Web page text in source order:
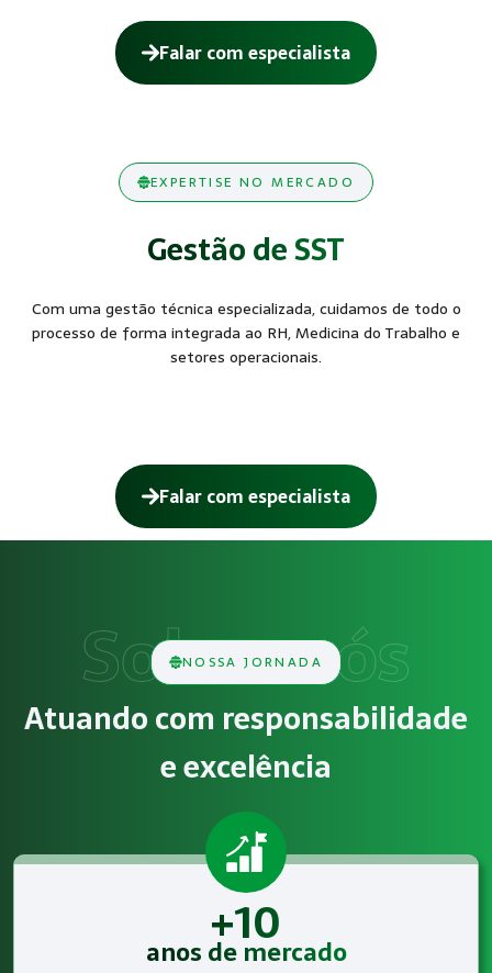
Falar com especialista
EXPERTISE NO MERCADO
Gestão de SST
Com uma gestão técnica especializada, cuidamos de todo o
processo de forma integrada ao RH, Medicina do Trabalho e
setores operacionais.
Falar com especialista
Como funciona Gestão de SST para o
Obrigatoriedade legal
Empresas que exercem atividades com exposição a riscos
Atendimento especializado
A Megatrab - Engenharia de Segurança do Trabalho
NOSSA JORNADA
Atuando com responsabilidade
e excelência
+10
anos de mercado